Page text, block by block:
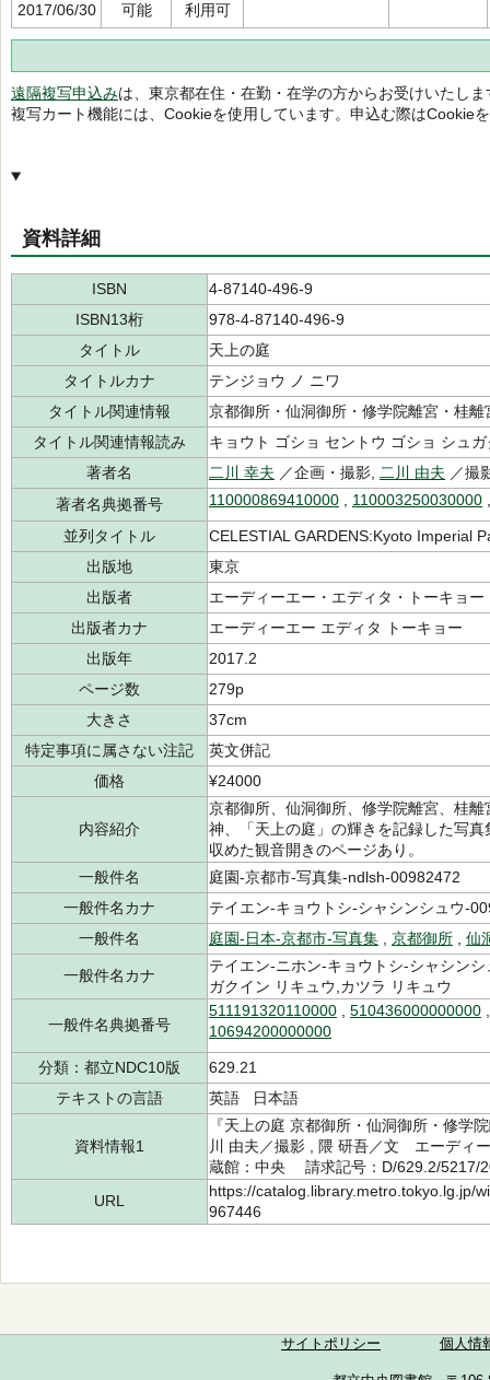
2017/06/30
可能 利用可
遠隔複写申込みは、東京都在住・在勤・在学の方からお受けいたしま
複写カート機能には、Cookieを使用しています。申込む際はCookie
資料詳細
ISBN
4-87140-496-9
ISBN13桁
978-4-87140-496-9
タイトル
天上の庭
タイトルカナ
テンジョウ ノ ニワ
タイトル関連情報
京都御所・仙洞御所・修学院離宮・桂離
タイトル関連情報読み
キョウト ゴショ セントウ ゴショ シュ
著者名
二川 幸夫 ／企画・撮影, 二川 由夫 ／撮
著者名典拠番号
110000869410000 110003250030000
並列タイトル
CELESTIAL GARDENS:Kyoto Imperial
出版地
東京
出版者
エーディーエー・エディタ・トーキョー
出版者カナ
エーディーエー エディタ トーキョー
出版年
2017.2
ページ数
279p
大きさ
37cm
特定事項に属さない注記
英文併記
価格
¥24000
内容紹介
京都御所、仙洞御所、修学院離宮、桂
神、「天上の庭」の輝きを記録した写
収めた観音開きのページあり。
一般件名
庭園-京都市-写真集-ndlsh-00982472
一般件名カナ
テイエン-キョウトシ-シャシンシュウ-
一般件名
庭園-日本-京都市-写真集 京都御所 仙
一般件名カナ
テイエン-ニホン-キョウトシ-シャシン
ガクイン リキュウ,カツラ リキュウ
一般件名典拠番号
511191320110000 510436000000000
10694200000000
分類：都立NDC10版
629.21
テキストの言語
英語 日本語
資料情報1
『天上の庭 京都御所・仙洞御所・修
川 由夫／撮影 , 隈 研吾／文 エーディ
蔵館：中央 請求記号：D/629.2/
URL
https://catalog.library.metro.tokyo.lg.jp/
967446
サイトポリシー 個人情